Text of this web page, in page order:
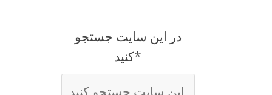
در این سایت جستجو
کنید*